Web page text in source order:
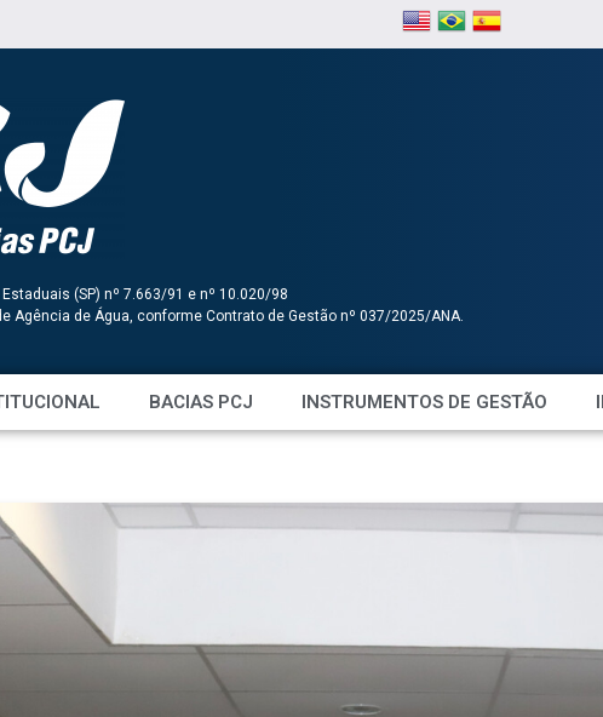
(SP) nº 7.663/91 e nº 10.020/98
Agência de Água, conforme Contrato de Gestão nº 037/2025/ANA.
BACIAS PCJ INSTRUMENTOS DE GESTÃO